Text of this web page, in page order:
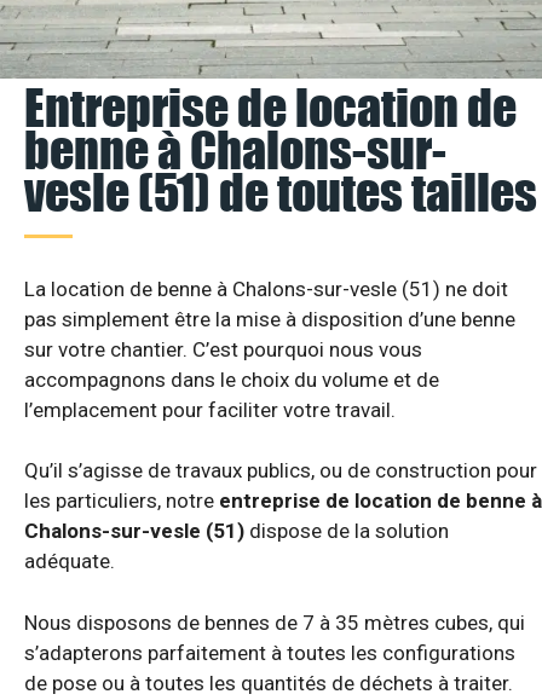
Entreprise de location de
benne à Chalons-sur-
vesle (51) de toutes tailles
La location de benne à Chalons-sur-vesle (51) ne doit
pas simplement être la mise à disposition d’une benne
sur votre chantier. C’est pourquoi nous vous
accompagnons dans le choix du volume et de
l’emplacement pour faciliter votre travail.
Qu’il s’agisse de travaux publics, ou de construction pour
les particuliers, notre entreprise de location de benne à
Chalons-sur-vesle (51) dispose de la solution
adéquate.
Nous disposons de bennes de 7 à 35 mètres cubes, qui
s’adapterons parfaitement à toutes les configurations
de pose ou à toutes les quantités de déchets à traiter.